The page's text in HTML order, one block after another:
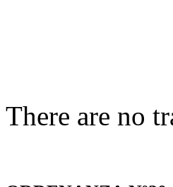
There are no